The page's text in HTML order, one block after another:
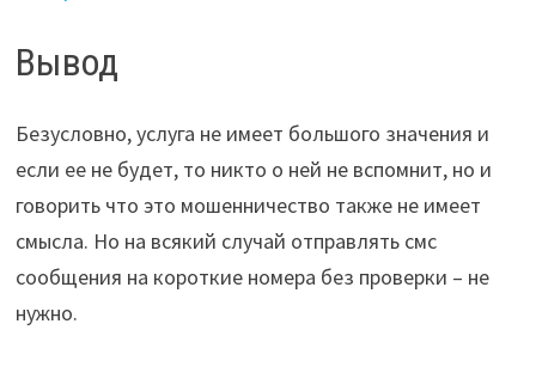
Вывод
Безусловно, услуга не имеет большого значения и
если ее не будет, то никто о ней не вспомнит, но и
говорить что это мошенничество также не имеет
смысла. Но на всякий случай отправлять смс
сообщения на короткие номера без проверки – не
нужно.